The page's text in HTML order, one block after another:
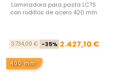
Laminadora para pasta LCTS
con rodillos de acero 420 mm
Precio base
3.734,00 € -35% Precio
2.427,10 €
400 mm